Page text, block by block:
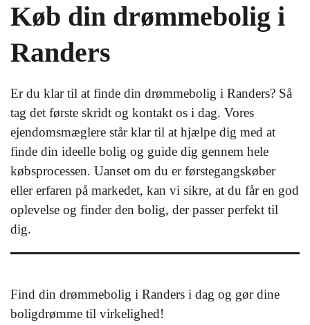
Køb din drømmebolig i
Randers
Er du klar til at finde din drømmebolig i Randers? Så
tag det første skridt og kontakt os i dag. Vores
ejendomsmæglere står klar til at hjælpe dig med at
finde din ideelle bolig og guide dig gennem hele
købsprocessen. Uanset om du er førstegangskøber
eller erfaren på markedet, kan vi sikre, at du får en god
oplevelse og finder den bolig, der passer perfekt til
dig.
Find din drømmebolig i Randers i dag og gør dine
boligdrømme til virkelighed!